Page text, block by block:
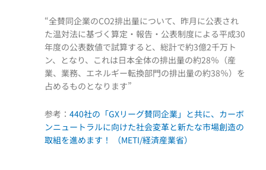
“全賛同企業のCO2排出量について、昨月に公表され
た温対法に基づく算定・報告・公表制度による平成30
年度の公表数値で試算すると、総計で約3億2千万ト
ン、となり、これは日本全体の排出量の約28％（産
業、業務、エネルギー転換部門の排出量の約38％）を
占めるものとなります”
参考： 440社の「GXリーグ賛同企業」と共に、カーボ
ンニュートラルに向けた社会変革と新たな市場創造の
取組を進めます！ （METI/経済産業省）